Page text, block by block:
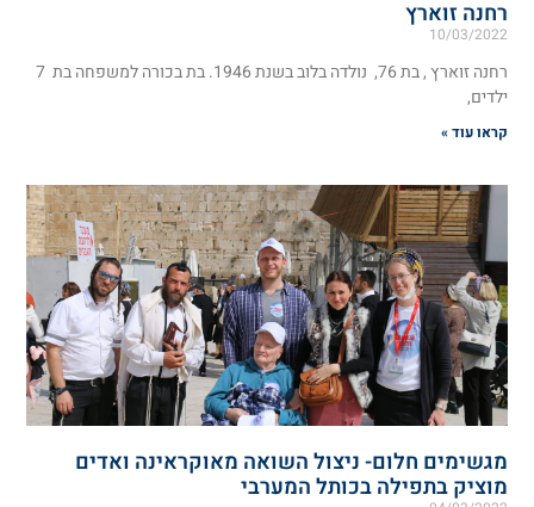
רחנה זוארץ
10/03/2022
רחנה זוארץ , בת 76, נולדה בלוב בשנת 1946. בת בכורה למשפחה בת 7
ילדים,
קראו עוד »
מגשימים חלום- ניצול השואה מאוקראינה ואדים
מוציק בתפילה בכותל המערבי